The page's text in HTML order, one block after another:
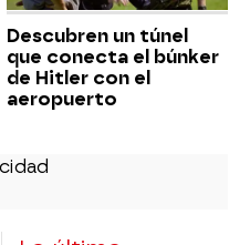
Descubren un túnel
que conecta el búnker
de Hitler con el
aeropuerto